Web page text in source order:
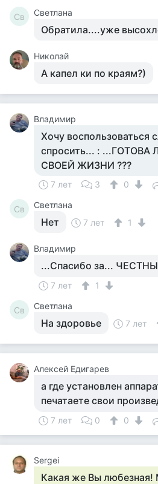
Св Светлана
Обратила....уже
Николай
А капел ки по краям?)
Владимир
Хочу воспользоваться
спросить... :
СВОЕЙ ЖИЗНИ ???
7 лет 3 0
Св Светлана
Нет 7 лет 1
Владимир
...Спасибо за...
7 лет 1
Св Светлана
На здоровье 7 лет
Алексей Едигарев
а где установлен
печатаете свои
7 лет 0 0
Sergei
Какая же Вы любезная!